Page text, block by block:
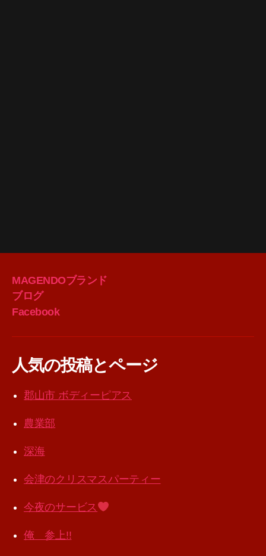
MAGENDOブランド
ブログ
Facebook
人気の投稿とページ
郡山市 ボディーピアス
農業部
深海
会津のクリスマスパーティー
今夜のサービス
俺 参上!!